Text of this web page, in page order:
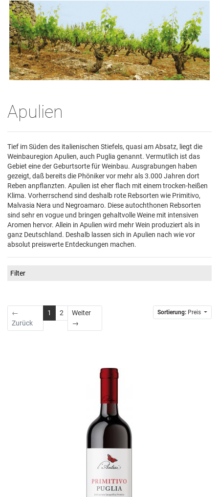
Apulien
Tief im Süden des italienischen Stiefels, quasi am Absatz, liegt die
Weinbauregion Apulien, auch Puglia genannt. Vermutlich ist das
Gebiet eine der Geburtsorte für Weinbau. Ausgrabungen haben
gezeigt, daß bereits die Phöniker vor mehr als 3.000 Jahren dort
Reben anpflanzten. Apulien ist eher flach mit einem trocken-heißen
Klima. Vorherrschend sind deshalb rote Rebsorten wie Primitivo,
Malvasia Nera und Negroamaro. Diese autochthonen Rebsorten
sind sehr en vogue und bringen gehaltvolle Weine mit intensiven
Aromen hervor. Allein in Apulien wird mehr Wein produziert als in
ganz Deutschland. Deshalb lassen sich in Apulien nach wie vor
absolut preiswerte Entdeckungen machen.
Filter
←
Zurück
1 2
Weiter
→
Sortierung: Preis